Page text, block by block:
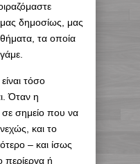
μας δημοσίως, μας
τα οποία
τόσο
Όταν η
σε σημείο που να
και το
– και ίσως
περίεργα ή